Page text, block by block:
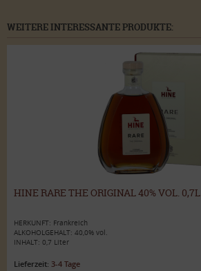
WEITERE INTERESSANTE PRODUKTE:
HINE RARE THE ORIGINAL 40% VOL. 0,7L
HERKUNFT: Frankreich
ALKOHOLGEHALT: 40,0% vol.
INHALT: 0,7 Liter
Lieferzeit: 3-4 Tage